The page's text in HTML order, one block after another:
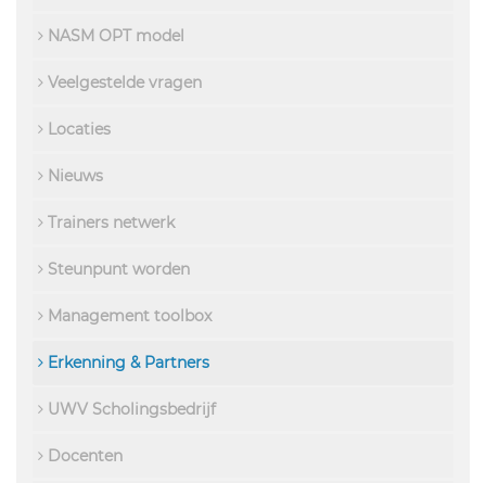
NASM OPT model
Veelgestelde vragen
Locaties
Nieuws
Trainers netwerk
Steunpunt worden
Management toolbox
Erkenning & Partners
UWV Scholingsbedrijf
Docenten